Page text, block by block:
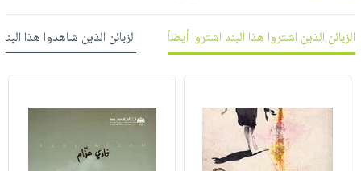
ملابس
مطرزات
حقائب
حلي
iKitab
بلا
حدود
نيل
وفرات
الشركة
سياسة لائحة
الزبائن الذين اشتروا هذا البند اشتروا أيضاً الزبائن الذين شاهدوا هذا